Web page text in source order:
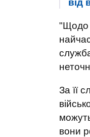
від
"Щодо
За її
вони